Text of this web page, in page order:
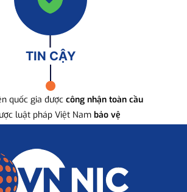
TIN CẬY
quốc gia được công nhận toàn cầu
luật pháp Việt Nam bảo vệ